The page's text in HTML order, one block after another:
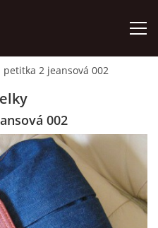
petitka 2 jeansová 002
002